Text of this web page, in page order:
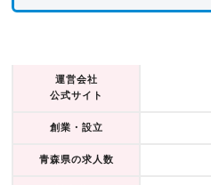
運営会社
公式サイト
創業・設立
青森県の求人数